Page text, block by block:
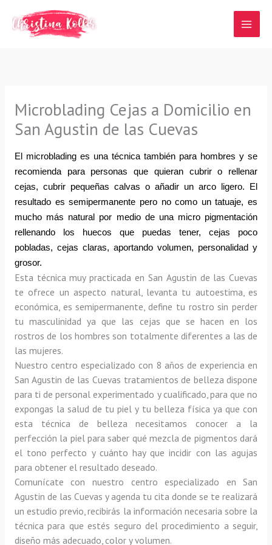
contenido
Microblading Cejas a Domicilio en
San Agustin de las Cuevas
El microblading es una técnica también para hombres y se
recomienda para personas que quieran cubrir o rellenar
cejas, cubrir pequeñas calvas o añadir un arco ligero. El
resultado es semipermanente pero no como un tatuaje, es
mucho más natural por medio de una micro pigmentación
rellenando los huecos que puedas tener, cejas poco
pobladas, cejas claras, aportando volumen, personalidad y
grosor.
Esta técnica muy practicada en San Agustin de las Cuevas
te ofrece un aspecto natural, levanta tu autoestima, es
económica, es semipermanente, define tu rostro sin perder
tu masculinidad ya que las cejas que se hacen en los
rostros de los hombres son totalmente diferentes a las de
las mujeres.
Nuestro centro especializado con 8 años de experiencia en
San Agustin de las Cuevas tratamientos de belleza dispone
para ti de personal experimentado y cualificado, para que no
expongas la salud de tu piel y tu belleza física ya que con
esta técnica de belleza necesitamos conocer a la
perfección la piel para saber qué mezcla de pigmentos dará
el tono perfecto y cuánto hay que incidir con las agujas
para obtener el resultado deseado.
Comunícate con nuestro centro especializado en San
Agustin de las Cuevas y agenda tu cita donde se te realizará
un estudio previo, recibirás la información necesaria sobre la
técnica para que estés seguro del procedimiento a seguir,
diseño más adecuado, color y volumen.